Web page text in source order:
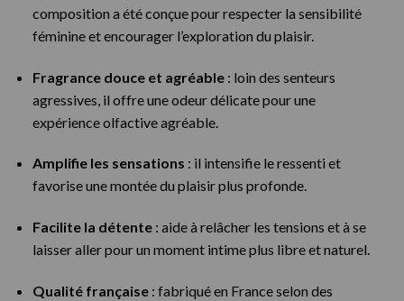
composition a été conçue pour respecter la sensibilité
féminine et encourager l’exploration du plaisir.
Fragrance douce et agréable: loin des senteurs
agressives, il offre une odeur délicate pour une
expérience olfactive agréable.
Amplifie les sensations : il intensifie le ressenti et
favorise une montée du plaisir plus profonde.
Facilite la détente: aide à relâcher les tensions et à se
laisser aller pour un moment intime plus libre et naturel.
Qualité française: fabriqué en France selon des